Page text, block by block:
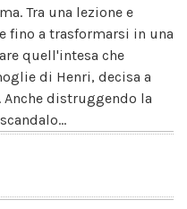
Tra una lezione e
fino a trasformarsi in una
quell'intesa che
di Henri, decisa a
Anche distruggendo la